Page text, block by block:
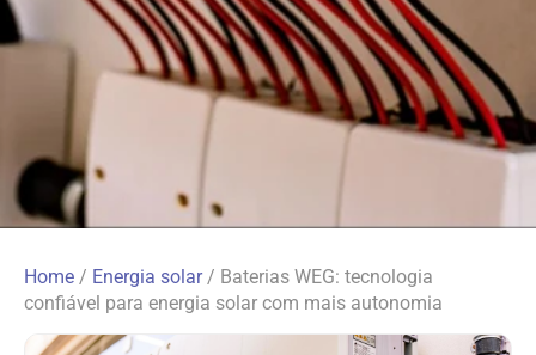
Home / Energia solar/ Baterias WEG: tecnologia
confiável para energia solar com mais autonomia